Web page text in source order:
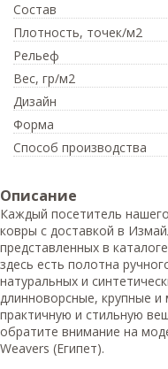
Состав
Плотность, точек/м2
Рельеф
Вес, гр/м2
Дизайн
Форма
Способ производства
Описание
Каждый посетитель
ковры с доставкой в
представленных в
здесь есть полотна
натуральных и
длинноворсные, крупные
практичную и стильную
обратите внимание на
Weavers (Египет).